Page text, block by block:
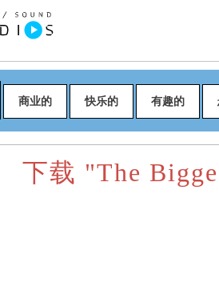
商业的 快乐的 有趣的
下载 "The